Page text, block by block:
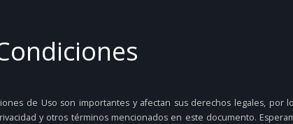
de Uso son importantes y afectan sus derechos legales, por
y otros términos mencionados en este documento.